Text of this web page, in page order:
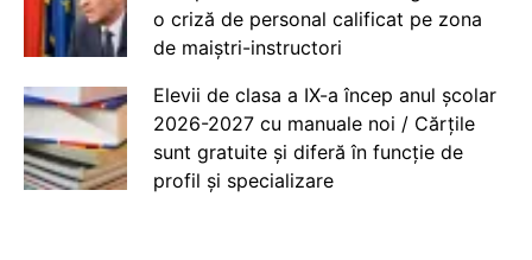
o criză de personal calificat pe zona
de maiștri-instructori
Elevii de clasa a IX-a încep anul școlar
2026-2027 cu manuale noi / Cărțile
sunt gratuite și diferă în funcție de
profil și specializare